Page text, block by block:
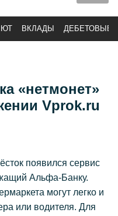
ВКЛАДЫ ДЕБЕТОВЫЕ
«нетмонет»
Vprok.ru
появился сервис
Альфа-Банку.
могут легко и
или водителя. Для